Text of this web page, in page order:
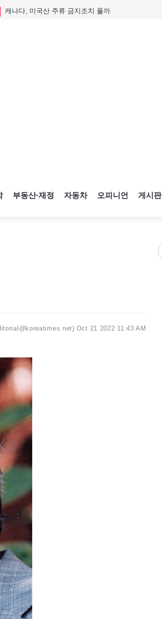
캐나다, 미국산 주류 금지조치 풀까
부동산·재정 자동차 오피니언 게시판
Oct 21 2022 11:43 AM